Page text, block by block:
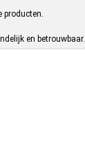
producten.
en betrouwbaar.